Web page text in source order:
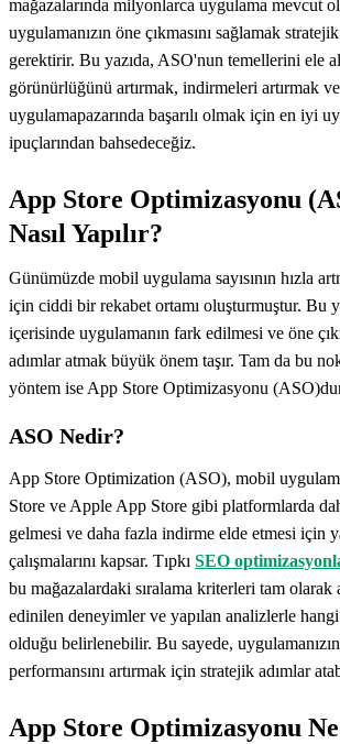
mağazalarında milyonlarca uygulama mevcut
uygulamanızın öne çıkmasını sağlamak
gerektirir. Bu yazıda, ASO'nun temellerini ele
görünürlüğünü artırmak, indirmeleri artırmak
uygulamapazarında başarılı olmak için en iyi
ipuçlarından bahsedeceğiz.
App Store Optimizasyonu
Nasıl Yapılır?
Günümüzde mobil uygulama sayısının hızla
için ciddi bir rekabet ortamı oluşturmuştur. Bu
içerisinde uygulamanın fark edilmesi ve öne
adımlar atmak büyük önem taşır. Tam da bu
yöntem ise App Store Optimizasyonu
ASO Nedir?
App Store Optimization (ASO), mobil
Store ve Apple App Store gibi platformlarda
gelmesi ve daha fazla indirme elde etmesi için
çalışmalarını kapsar. Tıpkı SEO
bu mağazalardaki sıralama kriterleri tam olarak
edinilen deneyimler ve yapılan analizlerle
olduğu belirlenebilir. Bu sayede,
performansını artırmak için stratejik adımlar
App Store Optimizasyonu